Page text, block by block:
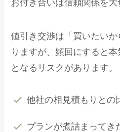
お付き合いは信頼関係を大
値引き交渉は「買いたい
りますが、頻回にすると
となるリスクがあります。
他社の相見積もりとの
プランが煮詰まってき